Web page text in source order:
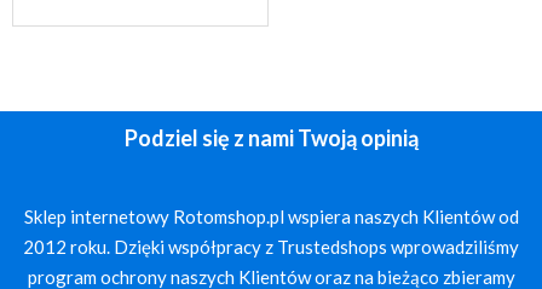
Podziel się z nami Twoją opinią
Sklep internetowy Rotomshop.pl wspiera naszych Klientów od
2012 roku. Dzięki współpracy z Trustedshops wprowadziliśmy
program ochrony naszych Klientów oraz na bieżąco zbieramy